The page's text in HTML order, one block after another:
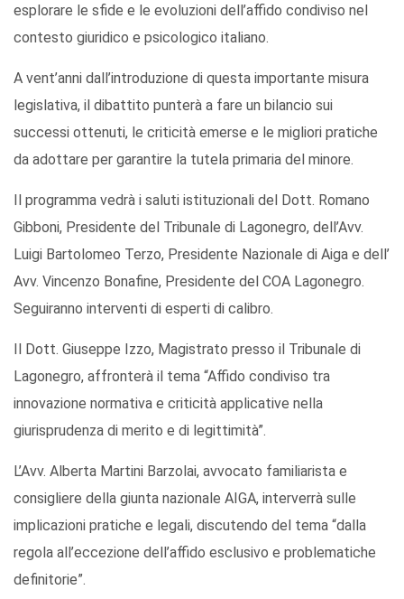
esplorare le sfide e le evoluzioni dell’affido condiviso nel
contesto giuridico e psicologico italiano.
A vent’anni dall’introduzione di questa importante misura
legislativa, il dibattito punterà a fare un bilancio sui
successi ottenuti, le criticità emerse e le migliori pratiche
da adottare per garantire la tutela primaria del minore.
Il programma vedrà i saluti istituzionali del Dott. Romano
Gibboni, Presidente del Tribunale di Lagonegro, dell’Avv.
Luigi Bartolomeo Terzo, Presidente Nazionale di Aiga e dell’
Avv. Vincenzo Bonafine, Presidente del COA Lagonegro.
Seguiranno interventi di esperti di calibro.
Il Dott. Giuseppe Izzo, Magistrato presso il Tribunale di
Lagonegro, affronterà il tema “Affido condiviso tra
innovazione normativa e criticità applicative nella
giurisprudenza di merito e di legittimità”.
L’Avv. Alberta Martini Barzolai, avvocato familiarista e
consigliere della giunta nazionale AIGA, interverrà sulle
implicazioni pratiche e legali, discutendo del tema “dalla
regola all’eccezione dell’affido esclusivo e problematiche
definitorie”.